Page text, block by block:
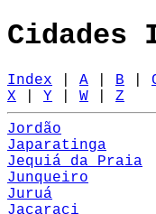
Index A B
X
Y W
Z
Jordão
Japaratinga
Jequiá da Praia
Junqueiro
Juruá
Jacaraci